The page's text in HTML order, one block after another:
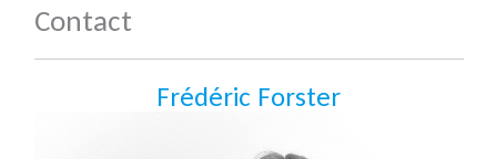
Contact
Frédéric Forster